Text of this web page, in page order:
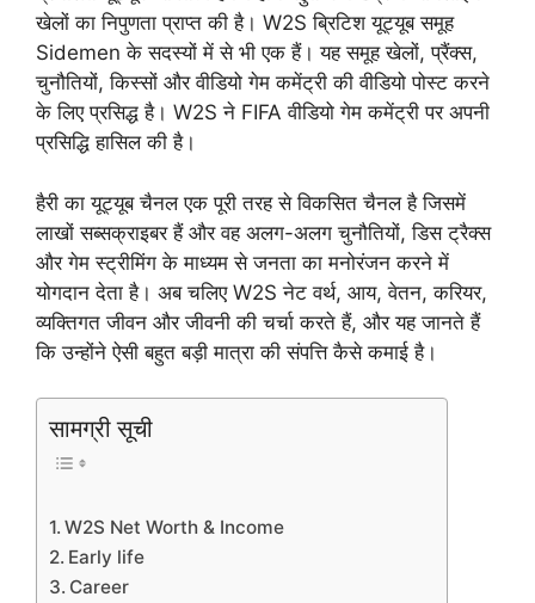
खेलों का निपुणता प्राप्त की है। W2S ब्रिटिश यूट्यूब समूह
Sidemen के सदस्यों में से भी एक हैं। यह समूह खेलों, प्रैंक्स,
चुनौतियों, किस्सों और वीडियो गेम कमेंट्री की वीडियो पोस्ट करने
के लिए प्रसिद्ध है। W2S ने FIFA वीडियो गेम कमेंट्री पर अपनी
प्रसिद्धि हासिल की है।
हैरी का यूट्यूब चैनल एक पूरी तरह से विकसित चैनल है जिसमें
लाखों सब्सक्राइबर हैं और वह अलग-अलग चुनौतियों, डिस ट्रैक्स
और गेम स्ट्रीमिंग के माध्यम से जनता का मनोरंजन करने में
योगदान देता है। अब चलिए W2S नेट वर्थ, आय, वेतन, करियर,
व्यक्तिगत जीवन और जीवनी की चर्चा करते हैं, और यह जानते हैं
कि उन्होंने ऐसी बहुत बड़ी मात्रा की संपत्ति कैसे कमाई है।
सामग्री सूची
W2S Net Worth & Income
Early life
Career